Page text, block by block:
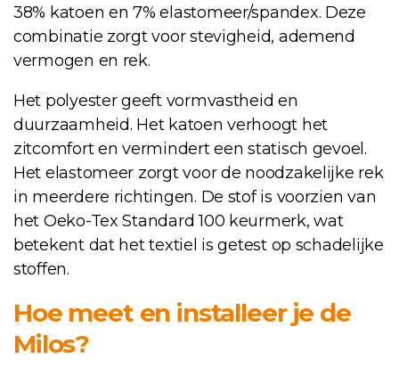
38% katoen en 7% elastomeer/spandex. Deze
combinatie zorgt voor stevigheid, ademend
vermogen en rek.
Het polyester geeft vormvastheid en
duurzaamheid. Het katoen verhoogt het
zitcomfort en vermindert een statisch gevoel.
Het elastomeer zorgt voor de noodzakelijke rek
in meerdere richtingen. De stof is voorzien van
het Oeko-Tex Standard 100 keurmerk, wat
betekent dat het textiel is getest op schadelijke
stoffen.
Hoe meet en installeer je de
Milos?